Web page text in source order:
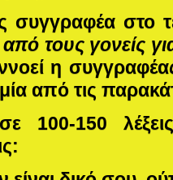
συγγραφέα στο
τους γονείς
η
από τις
100-150